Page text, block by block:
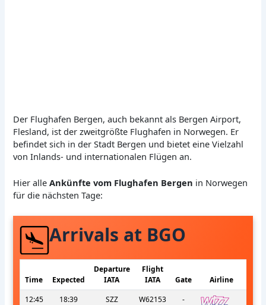
Der Flughafen Bergen, auch bekannt als Bergen Airport,
Flesland, ist der zweitgrößte Flughafen in Norwegen. Er
befindet sich in der Stadt Bergen und bietet eine Vielzahl
von Inlands- und internationalen Flügen an.
Hier alleAnkünfte vom Flughafen Bergen in Norwegen
für die nächsten Tage:
Arrivals at BGO
Time Expected
Departure
IATA
Flight
IATA
Gate
Airline
12:45
18:39 SZZ W62153 -